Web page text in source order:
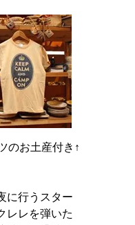
のお土産付き↑
に行うスター
レレを弾いた